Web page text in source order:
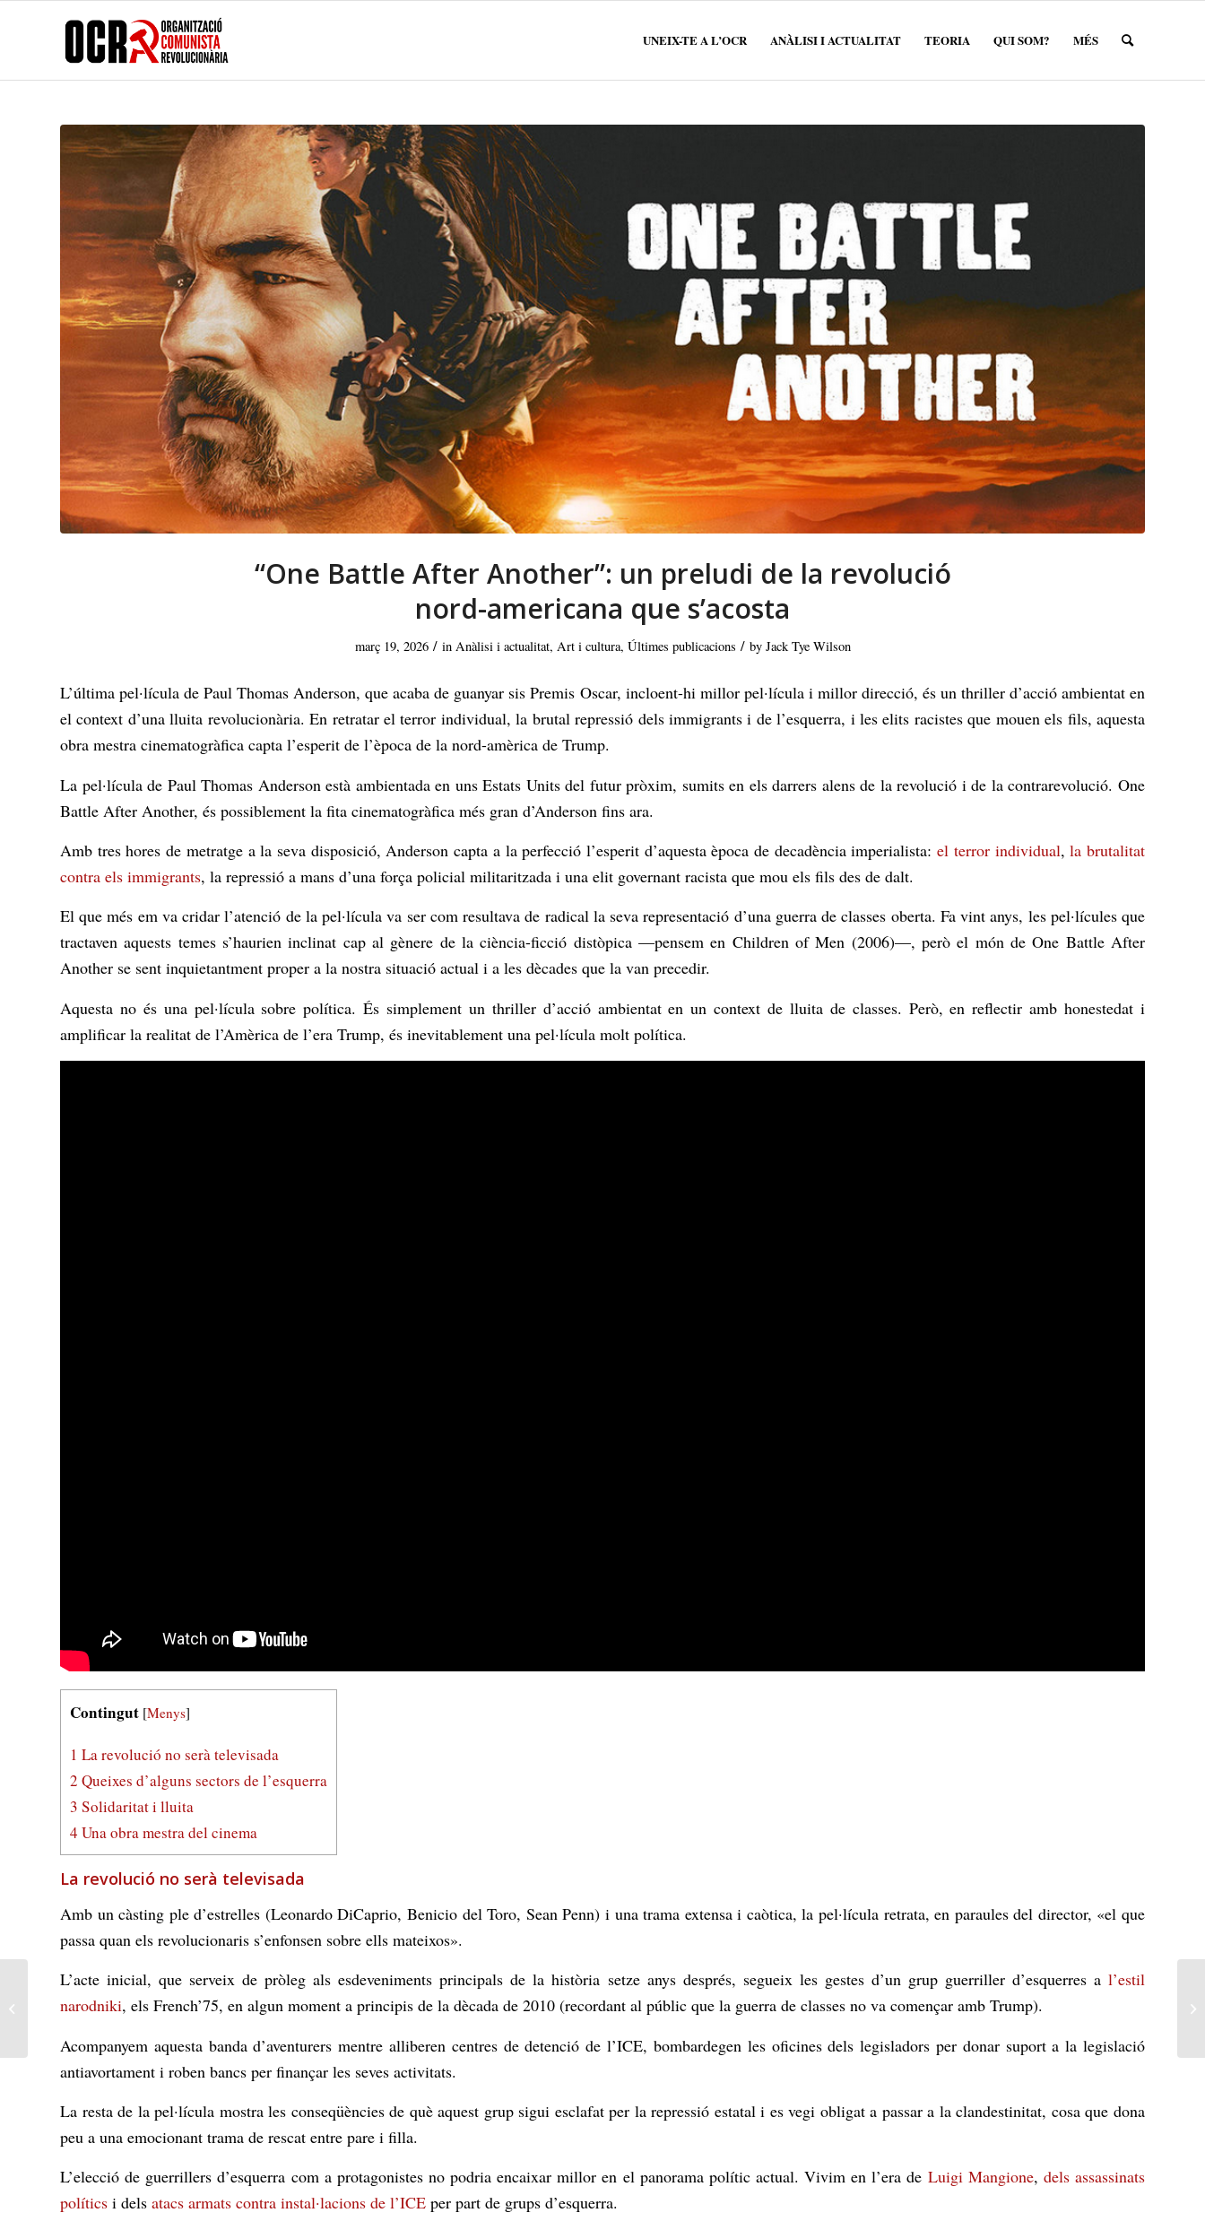
UNEIX-TE A L’OCR ANÀLISI I ACTUALITAT TEORIA QUI SOM? MÉS
“One Battle After Another”: un preludi de la revolució
nord-americana que s’acosta
març 19, 2026 / in Anàlisi i actualitat, Art i cultura, Últimes publicacions / by Jack Tye Wilson
L’última pel·lícula de Paul Thomas Anderson, que acaba de guanyar sis Premis Oscar, incloent-hi millor pel·lícula i millor direcció, és un thriller d’acció ambientat en
el context d’una lluita revolucionària. En retratar el terror individual, la brutal repressió dels immigrants i de l’esquerra, i les elits racistes que mouen els fils, aquesta
obra mestra cinematogràfica capta l’esperit de l’època de la nord-amèrica de Trump.
La pel·lícula de Paul Thomas Anderson està ambientada en uns Estats Units del futur pròxim, sumits en els darrers alens de la revolució i de la contrarevolució. One
Battle After Another, és possiblement la fita cinematogràfica més gran d’Anderson fins ara.
Amb tres hores de metratge a la seva disposició, Anderson capta a la perfecció l’esperit d’aquesta època de decadència imperialista:el terror individual,la brutalitat
contra els immigrants, la repressió a mans d’una força policial militaritzada i una elit governant racista que mou els fils des de dalt.
El que més em va cridar l’atenció de la pel·lícula va ser com resultava de radical la seva representació d’una guerra de classes oberta. Fa vint anys, les pel·lícules que
tractaven aquests temes s’haurien inclinat cap al gènere de la ciència-ficció distòpica —pensem en Children of Men (2006)—, però el món deOne Battle After
Another se sent inquietantment proper a la nostra situació actual i a les dècades que la van precedir.
Aquesta no és una pel·lícula sobre política. És simplement un thriller d’acció ambientat en un context de lluita de classes. Però, en reflectir amb honestedat i
amplificar la realitat de l’Amèrica de l’era Trump, és inevitablement una pel·lícula molt política.
Contingut [Menys]
1 La revolució no serà televisada
2 Queixes d’alguns sectors de l’esquerra
3 Solidaritat i lluita
4 Una obra mestra del cinema
La revolució no serà televisada
Amb un càsting ple d’estrelles (Leonardo DiCaprio, Benicio del Toro, Sean Penn) i una trama extensa i caòtica, la pel·lícula retrata, en paraules del director, «el que
passa quan els revolucionaris s’enfonsen sobre ells mateixos».
L’acte inicial, que serveix de pròleg als esdeveniments principals de la història setze anys després, segueix les gestes d’un grup guerriller d’esquerres a l’estil
narodniki, els French’75, en algun moment a principis de la dècada de 2010 (recordant al públic que la guerra de classes no va començar amb Trump).
Acompanyem aquesta banda d’aventurers mentre alliberen centres de detenció de l’ICE, bombardegen les oficines dels legisladors per donar suport a la legislació
antiavortament i roben bancs per finançar les seves activitats.
La resta de la pel·lícula mostra les conseqüències de què aquest grup sigui esclafat per la repressió estatal i es vegi obligat a passar a la clandestinitat, cosa que dona
peu a una emocionant trama de rescat entre pare i filla.
L’elecció de guerrillers d’esquerra com a protagonistes no podria encaixar millor en el panorama polític actual. Vivim en l’era de Luigi Mangione, dels assassinats
polítics i dels atacs armats contra instal·lacions de l’ICE per part de grups d’esquerra.
Junts: en “defensa” dels
petits tenidors, pel